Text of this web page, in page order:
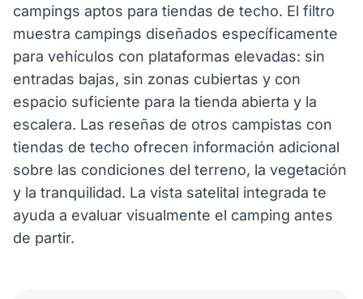
campings aptos para tiendas de techo. El filtro
muestra campings diseñados específicamente
para vehículos con plataformas elevadas: sin
entradas bajas, sin zonas cubiertas y con
espacio suficiente para la tienda abierta y la
escalera. Las reseñas de otros campistas con
tiendas de techo ofrecen información adicional
sobre las condiciones del terreno, la vegetación
y la tranquilidad. La vista satelital integrada te
ayuda a evaluar visualmente el camping antes
de partir.